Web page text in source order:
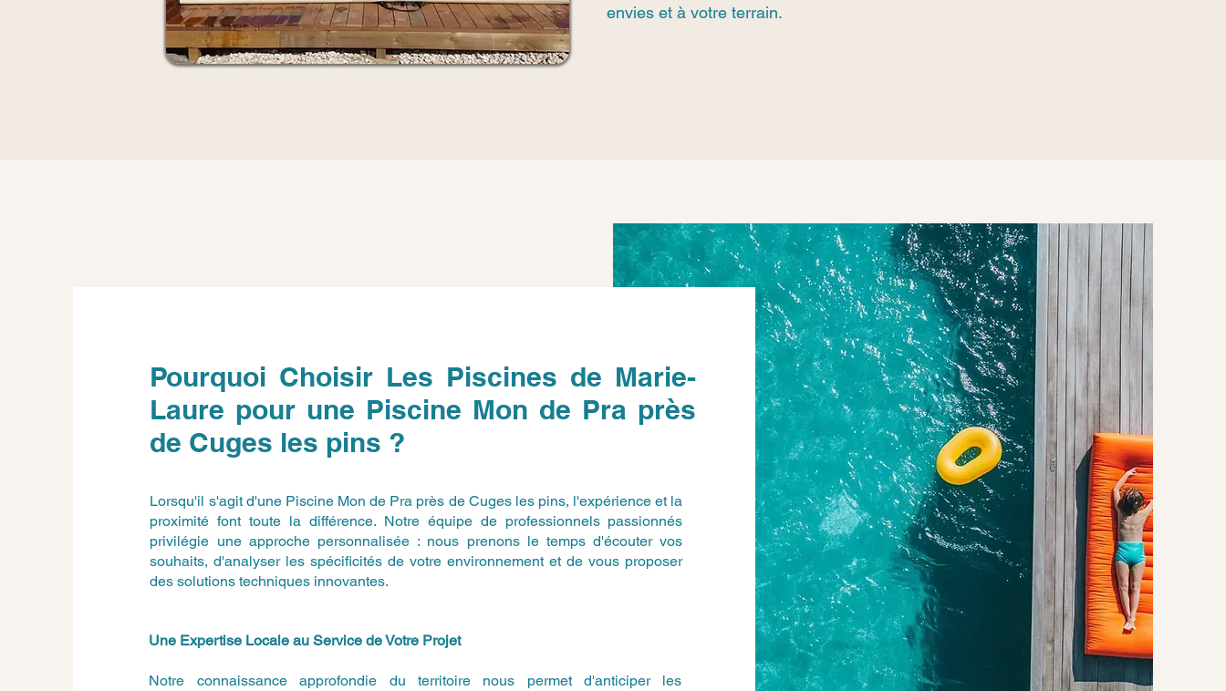
envies et à votre terrain.
Pourquoi Choisir Les Piscines de Marie-
Laure pour une Piscine Mon de Pra près
de Cuges les pins ?
Lorsqu'il s'agit d'une Piscine Mon de Pra près de Cuges les pins, l'expérience et la
proximité font toute la différence. Notre équipe de professionnels passionnés
privilégie une approche personnalisée : nous prenons le temps d'écouter vos
souhaits, d'analyser les spécificités de votre environnement et de vous proposer
des solutions techniques innovantes.
Une Expertise Locale au Service de Votre Projet
Notre connaissance approfondie du territoire nous permet d'anticiper les